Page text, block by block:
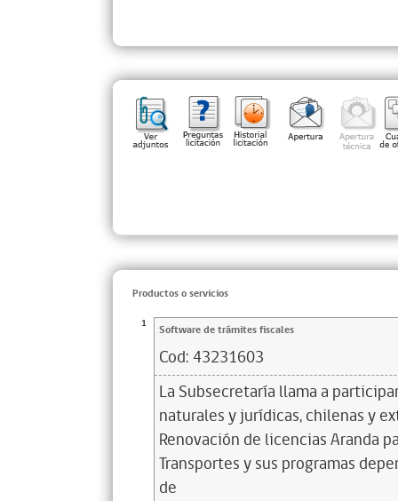
Productos o servicios
1 Software de trámites fiscales
Cod: 43231603
La Subsecretaría llama a
naturales y jurídicas, chilenas y
Renovación de licencias Aranda
Transportes y sus programas
de